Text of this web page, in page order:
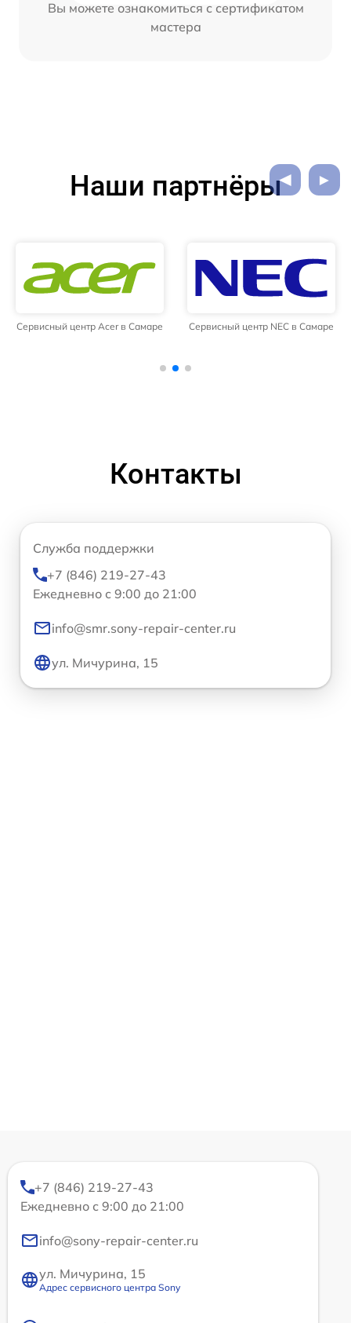
Вы можете ознакомиться с сертификатом
мастера
Наши партнёры
Сервисный центр Acer в Самаре Сервисный центр NEC в Самаре
Контакты
Служба поддержки
+7 (846) 219-27-43
Ежедневно с 9:00 до 21:00
info@smr.sony-repair-center.ru
ул. Мичурина, 15
+7 (846) 219-27-43
Ежедневно с 9:00 до 21:00
info@sony-repair-center.ru
ул. Мичурина, 15
Адрес сервисного центра Sony